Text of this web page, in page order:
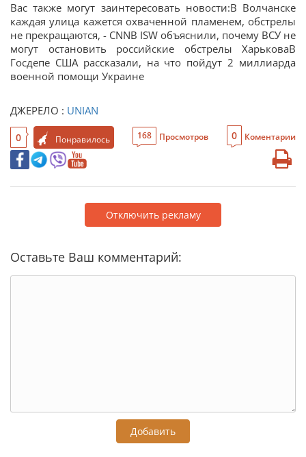
Вас также могут заинтересовать новости:В Волчанске
каждая улица кажется охваченной пламенем, обстрелы
не прекращаются, - CNNВ ISW объяснили, почему ВСУ не
могут остановить российские обстрелы ХарьковаВ
Госдепе США рассказали, на что пойдут 2 миллиарда
военной помощи Украине
ДЖЕРЕЛО : UNIAN
0 Понравилось 168 Просмотров 0 Коментарии
Отключить рекламу
Оставьте Ваш комментарий:
Добавить